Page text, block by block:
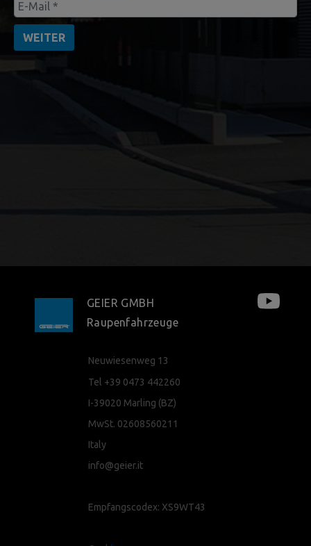
WEITER
GEIER GMBH
Raupenfahrzeuge
Neuwiesenweg 13
Tel +39 0473 442260
I-39020 Marling (BZ)
MwSt. 02608560211
Italy
info@geier.it
Empfangscodex: XS9WT43